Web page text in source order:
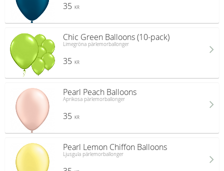
35 KR
Chic Green Balloons (10-pack)
Limegröna pärlemorballonger
35 KR
Pearl Peach Balloons
Aprikosa pärlemorballonger
35 KR
Pearl Lemon Chiffon Balloons
Ljusgula pärlemorballonger